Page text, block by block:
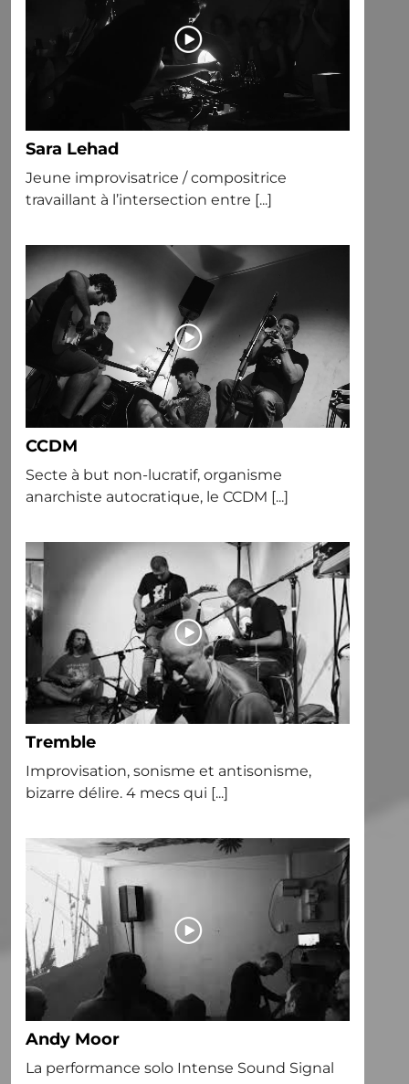
Sara Lehad
Jeune improvisatrice / compositrice
travaillant à l’intersection entre [...]
CCDM
Secte à but non-lucratif, organisme
anarchiste autocratique, le CCDM [...]
Tremble
Improvisation, sonisme et antisonisme,
bizarre délire. 4 mecs qui [...]
Andy Moor
La performance solo Intense Sound Signal